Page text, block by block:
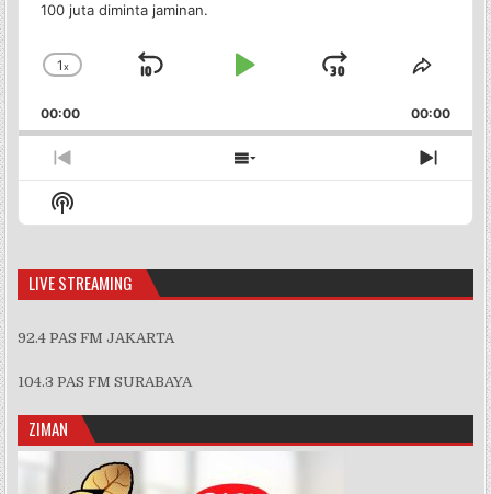
100 juta diminta jaminan.
Change
Rate
1x
Skip
Play
Jump
Forward
Share
00:00 00:00
Previous
Episode
Show
Episodes
Next
Show
Podcast
LIVE STREAMING
92.4 PAS FM JAKARTA
104.3 PAS FM SURABAYA
ZIMAN